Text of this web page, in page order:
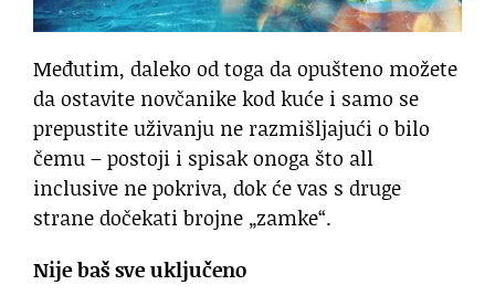
Međutim, daleko od toga da opušteno možete
da ostavite novčanike kod kuće i samo se
prepustite uživanju ne razmišljajući o bilo
čemu – postoji i spisak onoga što all
inclusive ne pokriva, dok će vas s druge
strane dočekati brojne „zamke“.
Nije baš sve uključeno